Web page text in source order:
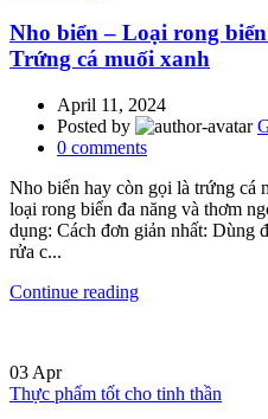
Nho biển – Loại rong
Trứng cá muối xanh
April 11, 2024
Posted by
0 comments
Nho biển hay còn gọi là trứng cá
loại rong biển đa năng và thơm
dụng: Cách đơn giản nhất: Dùng
rửa c...
Continue reading
03 Apr
Thực phẩm tốt cho tinh thần